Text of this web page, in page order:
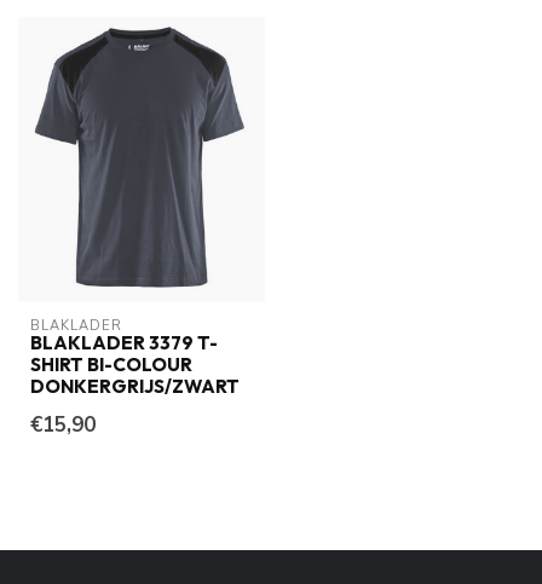
BLAKLADER
BLAKLADER 3379 T-
SHIRT BI-COLOUR
DONKERGRIJS/ZWART
€15,90